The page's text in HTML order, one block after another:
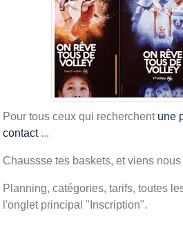
Pour tous ceux qui recherchent une
contact...
Chaussse tes baskets, et viens
Planning, catégories, tarifs, toutes
l'onglet principal "Inscription".